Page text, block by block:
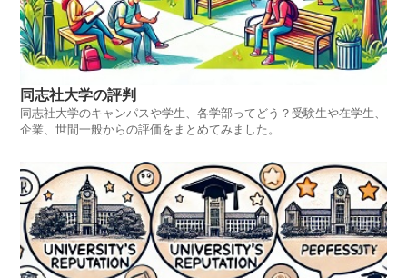
同志社大学の評判
同志社大学のキャンパスや学生、各学部ってどう？受験生や在学生、
企業、世間一般からの評価をまとめてみました。